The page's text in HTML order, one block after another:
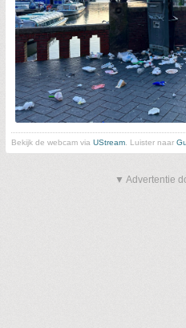
Bekijk de webcam via UStream . Luister naar
▼ Advertentie